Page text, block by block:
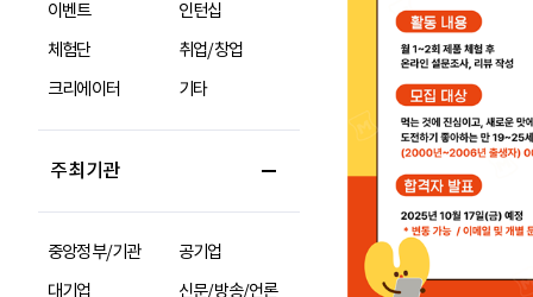
이벤트
인턴십
체험단
취업/창업
크리에이터
기타
주최기관
중앙정부/기관
공기업
대기업
신문/방송/언론